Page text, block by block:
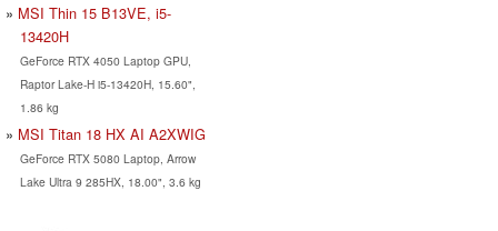
MSI Thin 15 B13VE, i5-
13420H
GeForce RTX 4050 Laptop GPU,
Raptor Lake-H i5-13420H, 15.60",
1.86 kg
MSI Titan 18 HX AI A2XWIG
GeForce RTX 5080 Laptop, Arrow
Lake Ultra 9 285HX, 18.00", 3.6 kg